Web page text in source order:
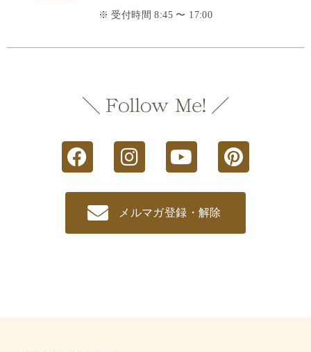
※ 受付時間 8:45 〜 17:00
メルマガ登録・解除